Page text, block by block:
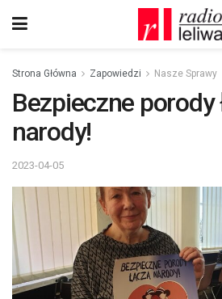
Strona Główna Zapowiedzi Nasze Sprawy
Bezpieczne porody
narody!
2023-04-05